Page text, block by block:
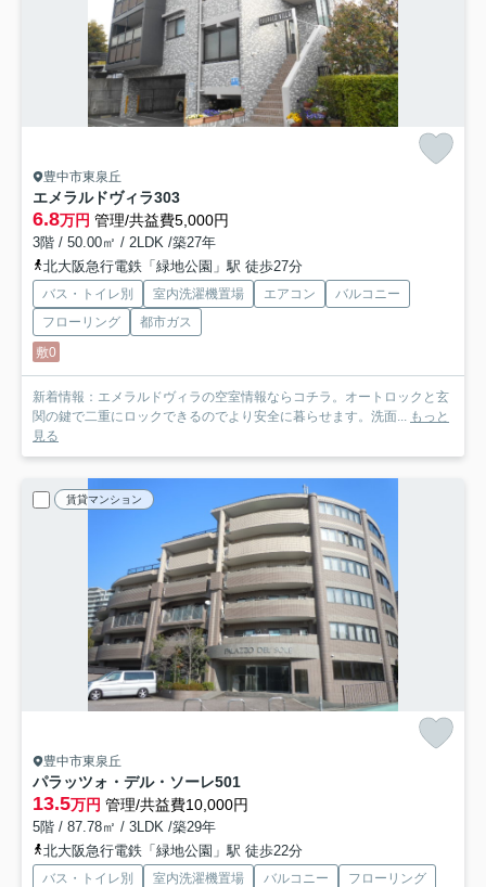
豊中市東泉丘
エメラルドヴィラ303
6.8万円 管理/共益費5,000円
3階 / 50.00㎡ / 2LDK /築27年
北大阪急行電鉄「緑地公園」駅 徒歩27分
バス・トイレ別 室内洗濯機置場 エアコン
バルコニー
フローリング
都市ガス
敷0
新着情報：エメラルドヴィラの空室情報ならコチラ。オートロックと玄
関の鍵で二重にロックできるのでより安全に暮らせます。洗面...
もっと
見る
賃貸マンション
豊中市東泉丘
パラッツォ・デル・ソーレ501
13.5万円 管理/共益費10,000円
5階 / 87.78㎡ / 3LDK /築29年
北大阪急行電鉄「緑地公園」駅 徒歩22分
バス・トイレ別 室内洗濯機置場 バルコニー
フローリング